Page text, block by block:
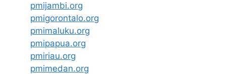
pmijambi.org
pmigorontalo.org
pmimaluku.org
pmipapua.org
pmiriau.org
pmimedan.org